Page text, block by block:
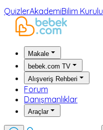
QuizlerAkademiBilim Kurulu
Makale
bebek.com TV
Alışveriş Rehberi
Forum
Danışmanlıklar
Araçlar